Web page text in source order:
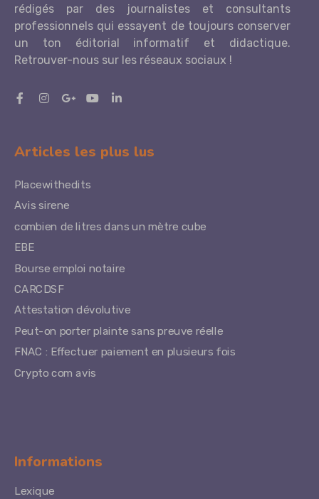
rédigés par des journalistes et consultants
professionnels qui essayent de toujours conserver
un ton éditorial informatif et didactique.
Retrouver-nous sur les réseaux sociaux !
Articles les plus lus
Placewithedits
Avis sirene
combien de litres dans un mètre cube
EBE
Bourse emploi notaire
CARCDSF
Attestation dévolutive
Peut-on porter plainte sans preuve réelle
FNAC : Effectuer paiement en plusieurs fois
Crypto com avis
Informations
Lexique